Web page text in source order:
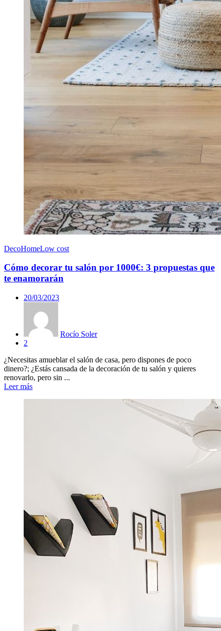
DecoHomeLow cost
Cómo decorar tu salón por 1000€: 3 propuestas que
te enamorarán
20/03/2023
Rocío Soler
2
¿Necesitas amueblar el salón de casa, pero dispones de poco
dinero?; ¿Estás cansada de la decoración de tu salón y quieres
renovarlo, pero sin ...
Leer más